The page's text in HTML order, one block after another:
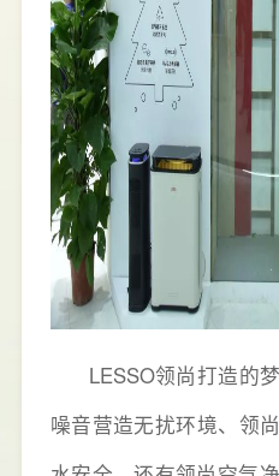
LESSO领尚打造的梦
噪音营造无扰环境、领尚